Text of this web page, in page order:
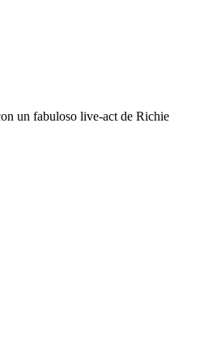
un fabuloso live-act de Richie